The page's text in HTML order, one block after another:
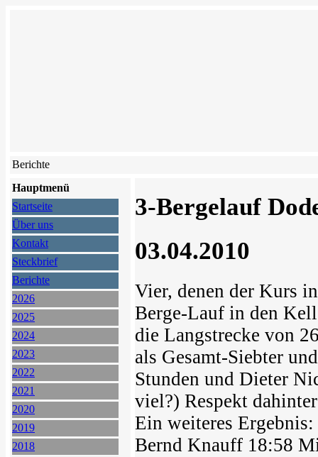
Berichte
Hauptmenü
Startseite
Über uns
Kontakt
Steckbrief
Berichte
2026
2025
2024
2023
2022
2021
2020
2019
2018
3-Bergelauf
03.04.2010
Vier, denen der Kurs
Berge-Lauf in den
die Langstrecke von
als Gesamt-Siebter
Stunden und Dieter
viel?) Respekt
Ein weiteres
Bernd Knauff 18:58